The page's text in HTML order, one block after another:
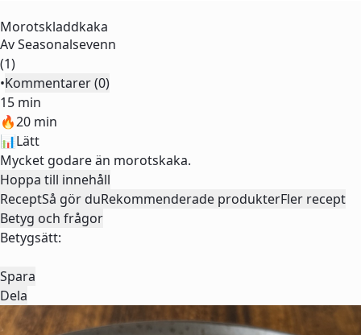
Morotskladdkaka
AvSeasonalsevenn
(1)
•Kommentarer (0)
15 min
🔥20 min
📊Lätt
Mycket godare än morotskaka.
Hoppa till innehåll
ReceptSå gör duRekommenderade produkterFler recept
Betyg och frågor
Betygsätt:
Spara
Dela